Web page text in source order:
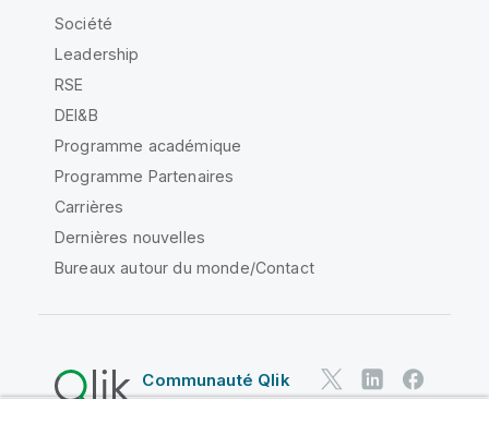
Société
Leadership
RSE
DEI&B
Programme académique
Programme Partenaires
Carrières
Dernières nouvelles
Bureaux autour du monde/Contact
Communauté Qlik